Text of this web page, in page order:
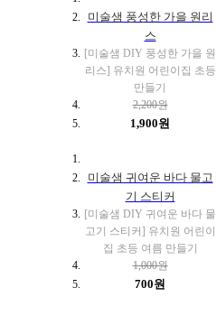
미술샘 풍성한 가을 원리
스
[미술샘 DIY 풍성한 가을 원
리스] 유치원 어린이집 초등
만들기
2,200원
1,900원
미술샘 귀여운 바다 물고
기 스티커
[미술샘 DIY 귀여운 바다 물
고기 스티커] 유치원 어린이
집 초등 여름 만들기
1,000원
700원